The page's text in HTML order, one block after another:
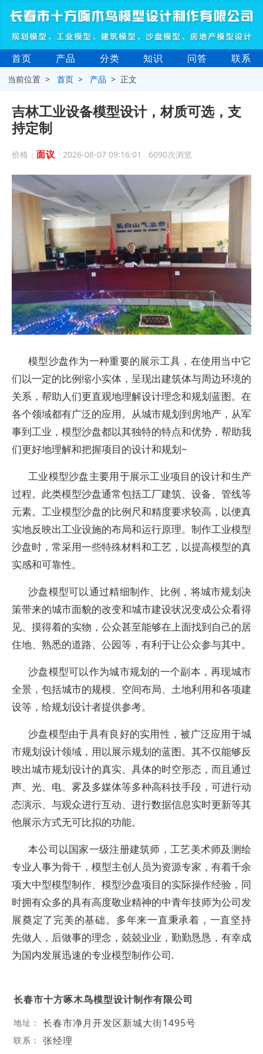
首页 产品 分类 知识 问答 联系
当前位置 >首页 > 产品 > 正文
吉林工业设备模型设计，材质可选，支
持定制
价格： 面议 2026-08-07 09:16:01 6090次浏览
模型沙盘作为一种重要的展示工具，在使用当中它
们以一定的比例缩小实体，呈现出建筑体与周边环境的
关系，帮助人们更直观地理解设计理念和规划蓝图。在
各个领域都有广泛的应用。从城市规划到房地产，从军
事到工业，模型沙盘都以其独特的特点和优势，帮助我
们更好地理解和把握项目的设计和规划~
工业模型沙盘主要用于展示工业项目的设计和生产
过程。此类模型沙盘通常包括工厂建筑、设备、管线等
元素。工业模型沙盘的比例尺和精度要求较高，以便真
实地反映出工业设施的布局和运行原理。制作工业模型
沙盘时，常采用一些特殊材料和工艺，以提高模型的真
实感和可靠性。
沙盘模型可以通过精细制作、比例，将城市规划决
策带来的城市面貌的改变和城市建设状况变成公众看得
见、摸得着的实物，公众甚至能够在上面找到自己的居
住地、熟悉的道路、公园等，有利于让公众参与其中。
沙盘模型可以作为城市规划的一个副本，再现城市
全景，包括城市的规模、空间布局、土地利用和各项建
设等，给规划设计者提供参考。
沙盘模型由于具有良好的实用性，被广泛应用于城
市规划设计领域，用以展示规划的蓝图。其不仅能够反
映出城市规划设计的真实、具体的时空形态，而且通过
声、光、电、雾及多媒体等多种高科技手段，可进行动
态演示、与观众进行互动、进行数据信息实时更新等其
他展示方式无可比拟的功能。
本公司以国家一级注册建筑师，工艺美术师及测绘
专业人事为骨干，模型主创人员为资源专家，有着千余
项大中型模型制作、模型沙盘项目的实际操作经验，同
时拥有众多的具有高度敬业精神的中青年技师为公司发
展奠定了完美的基础。多年来一直秉承着，一直坚持
先做人，后做事的理念，兢兢业业，勤勤恳恳，有幸成
为国内发展迅速的专业模型制作公司.
长春市十方啄木鸟模型设计制作有限公司
地址： 长春市净月开发区新城大街1495号
联系： 张经理